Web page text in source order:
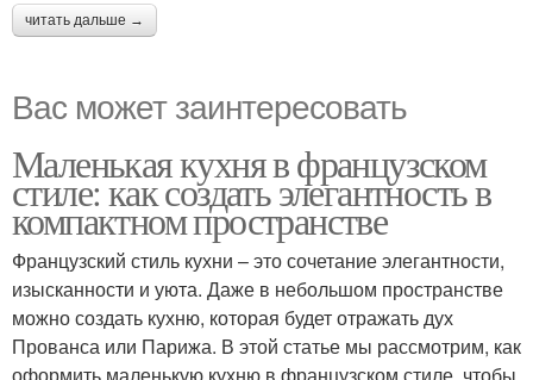
читать дальше →
Вас может заинтересовать
Маленькая кухня в французском
стиле: как создать элегантность в
компактном пространстве
Французский стиль кухни – это сочетание элегантности,
изысканности и уюта. Даже в небольшом пространстве
можно создать кухню, которая будет отражать дух
Прованса или Парижа. В этой статье мы рассмотрим, как